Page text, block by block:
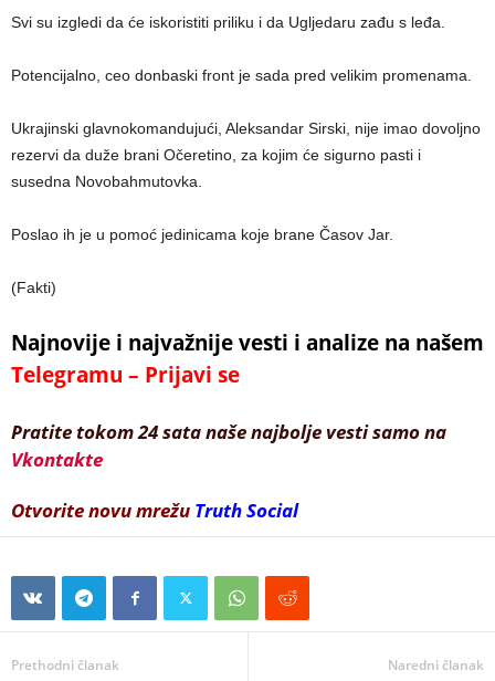
Svi su izgledi da će iskoristiti priliku i da Ugljedaru zađu s leđa.
Potencijalno, ceo donbaski front je sada pred velikim promenama.
Ukrajinski glavnokomandujući, Aleksandar Sirski, nije imao dovoljno
rezervi da duže brani Očeretino, za kojim će sigurno pasti i
susedna Novobahmutovka.
Poslao ih je u pomoć jedinicama koje brane Časov Jar.
(Fakti)
Najnovije i najvažnije vesti i analize na našem
Telegramu – Prijavi se
Pratite tokom 24 sata naše najbolje vesti samo na
Vkontakte
Otvorite novu mrežu Truth Social
Prethodni članak Naredni članak